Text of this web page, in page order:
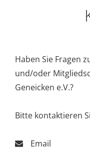
Haben Sie Fragen
und/oder
Geneicken e.V.?
Bitte kontaktieren
Email